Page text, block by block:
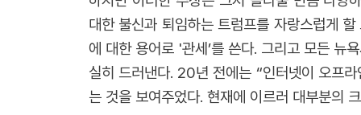
대한 불신과 퇴임하는 트럼프를 자랑스럽게
에 대한 용어로 '관세’를 쓴다. 그리고 모든 뉴
실히 드러낸다. 20년 전에는 “인터넷이 오프
는 것을 보여주었다. 현재에 이르러 대부분의